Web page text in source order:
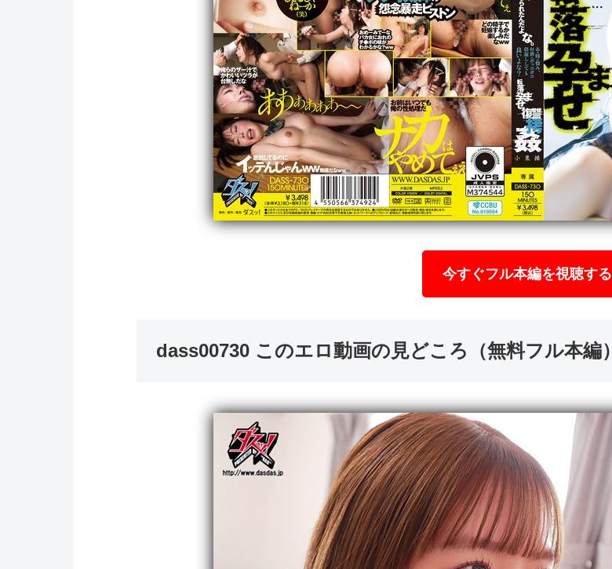
今すぐフル本編を視聴する
dass00730 このエロ動画の見どころ（無料フル本編）